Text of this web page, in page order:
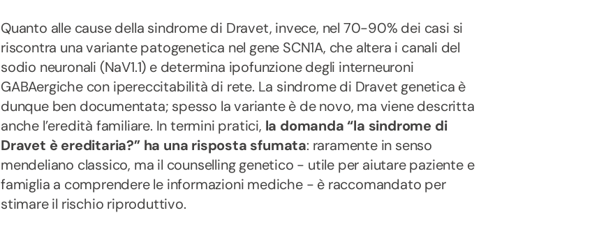
Quanto alle cause della sindrome di Dravet, invece, nel 70-90% dei casi si
riscontra una variante patogenetica nel gene SCN1A, che altera i canali del
sodio neuronali (NaV1.1) e determina ipofunzione degli interneuroni
GABAergiche con ipereccitabilità di rete. La sindrome di Dravet genetica è
dunque ben documentata; spesso la variante è de novo, ma viene descritta
anche l’eredità familiare. In termini pratici, la domanda “la sindrome di
Dravet è ereditaria?” ha una risposta sfumata: raramente in senso
mendeliano classico, ma il counselling genetico - utile per aiutare paziente e
famiglia a comprendere le informazioni mediche - è raccomandato per
stimare il rischio riproduttivo.